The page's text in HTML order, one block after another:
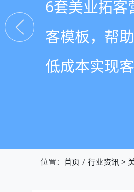
美业全域引
决美业门店
6套美业拓客
客模板，帮
低成本实现
从拉新、转
到，赋能美
持续增长
位置： 首页 行业资讯>